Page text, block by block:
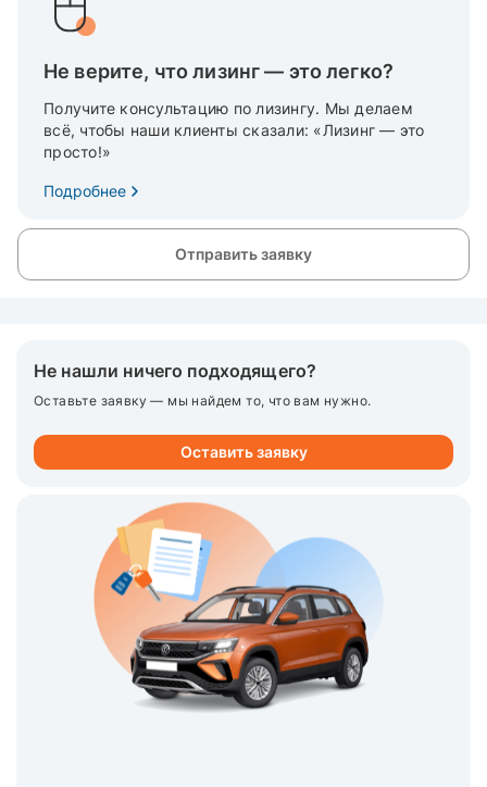
Не верите, что лизинг — это легко?
Получите консультацию по лизингу. Мы делаем
всё, чтобы наши клиенты сказали: «Лизинг — это
просто!»
Подробнее
Отправить заявку
Не нашли ничего подходящего?
Оставьте заявку — мы найдем то, что вам нужно.
Оставить заявку